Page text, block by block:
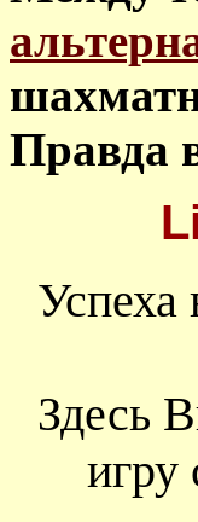
Правда
Здесь
игру